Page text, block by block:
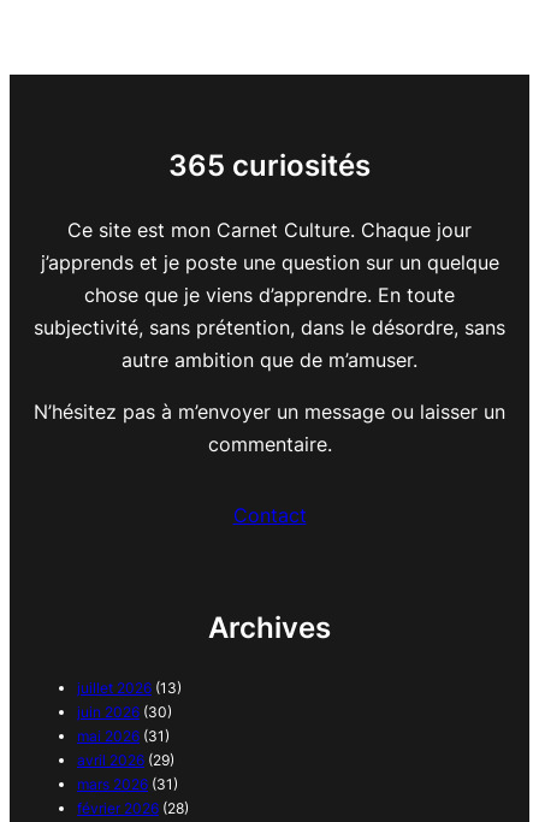
365 curiosités
Ce site est mon Carnet Culture. Chaque jour
j’apprends et je poste une question sur un quelque
chose que je viens d’apprendre. En toute
subjectivité, sans prétention, dans le désordre, sans
autre ambition que de m’amuser.
N’hésitez pas à m’envoyer un message ou laisser un
commentaire.
Contact
Archives
juillet 2026 (13)
juin 2026 (30)
mai 2026 (31)
avril 2026 (29)
mars 2026 (31)
février 2026 (28)